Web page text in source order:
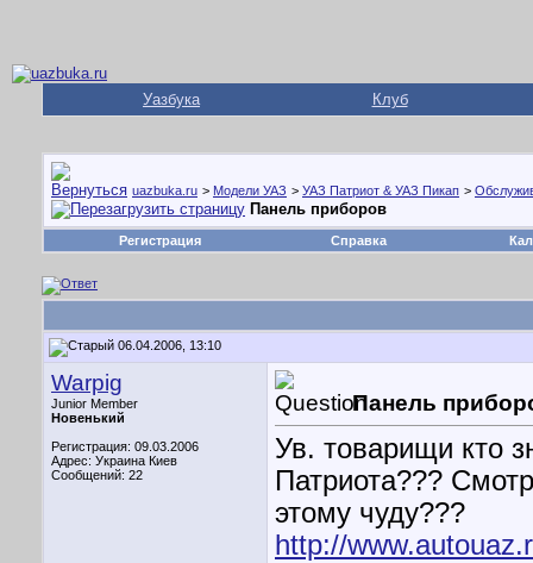
Уазбука Клуб
uazbuka.ru > Модели УАЗ > УАЗ Патриот & УАЗ Пикап >
Панель приборов
Регистрация Справка
06.04.2006, 13:10
Warpig
Junior Member
Новенький
Регистрация: 09.03.2006
Адрес: Украина Киев
Сообщений: 22
Панель
Ув. товарищи кто
Патриота???
этому чуду???
http://